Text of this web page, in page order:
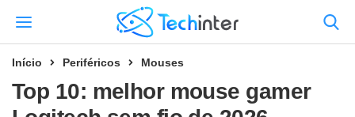
Início Periféricos Mouses
Top 10: melhor mouse gamer